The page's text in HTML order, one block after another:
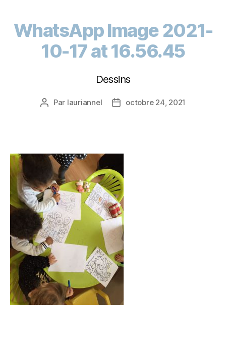
WhatsApp Image 2021-
10-17 at 16.56.45
Dessins
Par lauriannel octobre 24, 2021